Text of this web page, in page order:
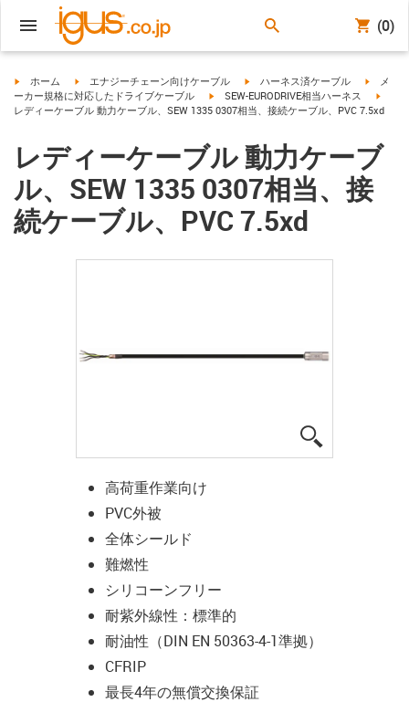
(0)
igus-icon-arrow-right
ホーム igus-icon-arrow-right
エナジーチェーン向けケーブル igus-icon-arrow-right
ハーネス済ケーブル igus-
メ
ーカー規格に対応したドライブケーブル
igus-icon-arrow-right
SEW-EURODRIVE相当ハーネス
レディーケーブル 動力ケーブル、SEW 1335 0307相当、接続ケーブル、PVC 7.5xd
レディーケーブル 動力ケーブ
ル、SEW 1335 0307相当、接
続ケーブル、PVC 7.5xd
高荷重作業向け
PVC外被
全体シールド
難燃性
シリコーンフリー
耐紫外線性：標準的
耐油性（DIN EN 50363-4-1準拠）
CFRIP
最長4年の無償交換保証